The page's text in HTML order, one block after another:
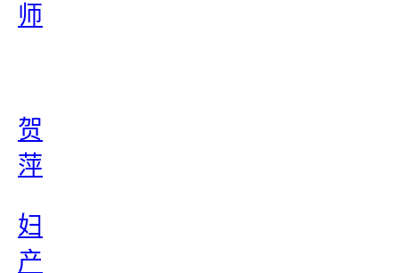
师
贺
萍
妇
产